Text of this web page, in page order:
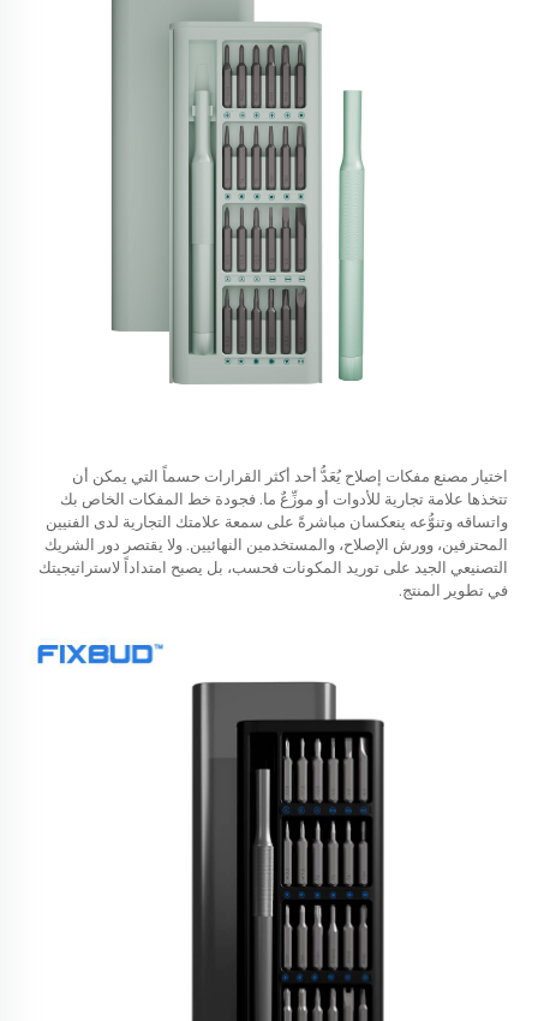
اختيار مصنع مفكات إصلاح يُعَدُّ أحد أكثر القرارات حسماً التي يمكن أن
تتخذها علامة تجارية للأدوات أو موزِّعٌ ما. فجودة خط المفكات الخاص بك
واتساقه وتنوُّعه ينعكسان مباشرةً على سمعة علامتك التجارية لدى الفنيين
المحترفين، وورش الإصلاح، والمستخدمين النهائيين. ولا يقتصر دور الشريك
التصنيعي الجيد على توريد المكونات فحسب، بل يصبح امتداداً لاستراتيجيتك
في تطوير المنتج.